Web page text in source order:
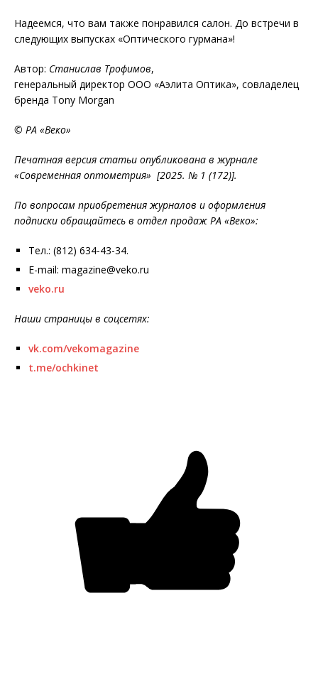
Надеемся, что вам также понравился салон. До встречи в
следующих выпусках «Оптического гурмана»!
Автор: Станислав Трофимов,
генеральный директор ООО «Аэлита Оптика», совладелец
бренда Tony Morgan
© РА «Веко»
Печатная версия статьи опубликована в журнале
«Современная оптометрия» [2025. № 1 (172)].
По вопросам приобретения журналов и оформления
подписки обращайтесь в отдел продаж РА «Веко»:
Тел.: (812) 634-43-34.
E-mail: magazine@veko.ru
veko.ru
Наши страницы в соцсетях:
vk.com/vekomagazine
t.me/ochkinet